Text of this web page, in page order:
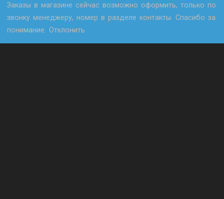
Заказы в магазине сейчас возможно оформить, только по
звонку менеджеру, номер в разделе контакты. Спасибо за
понимание.Отклонить